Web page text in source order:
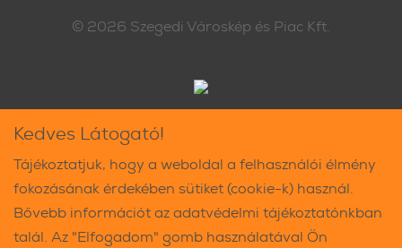
© 2026 Szegedi Városkép és Piac Kft.
Kedves Látogató!
Tájékoztatjuk, hogy a weboldal a felhasználói élmény
fokozásának érdekében sütiket (cookie-k) használ.
Bővebb információt az adatvédelmi tájékoztatónkban
talál. Az "Elfogadom" gomb használatával Ön